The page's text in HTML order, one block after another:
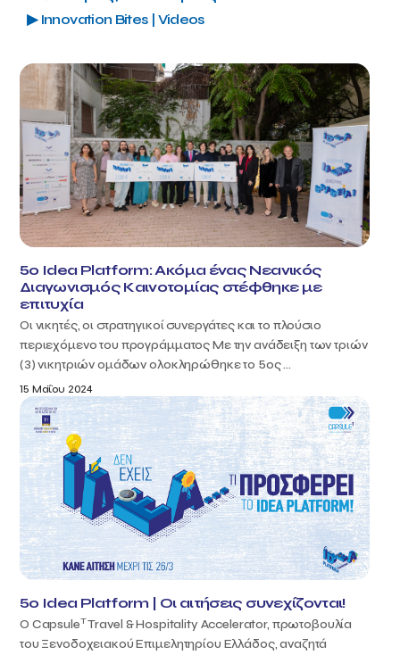
▶ Innovation Bites | Videos
5o Idea Platform: Ακόμα ένας Νεανικός
Διαγωνισμός Καινοτομίας στέφθηκε με
επιτυχία
Οι νικητές, οι στρατηγικοί συνεργάτες και το πλούσιο
περιεχόμενο του προγράμματος Με την ανάδειξη των τριών
(3) νικητριών ομάδων ολοκληρώθηκε το 5ος ...
15 Μαΐου 2024
5ο Idea Platform | Οι αιτήσεις συνεχίζονται!
Ο CapsuleTTravel & Hospitality Accelerator, πρωτοβουλία
του Ξενοδοχειακού Επιμελητηρίου Ελλάδος, αναζητά